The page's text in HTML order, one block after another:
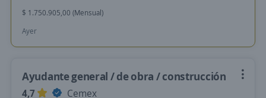
$ 1.750.905,00 (Mensual)
Ayer
Ayudante general / de obra / construcción
4,7
Cemex